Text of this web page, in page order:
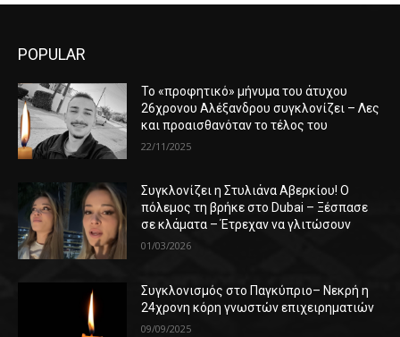
POPULAR
Το «προφητικό» μήνυμα του άτυχου
26χρονου Αλέξανδρου συγκλονίζει – Λες
και προαισθανόταν το τέλος του
22/11/2025
Συγκλονίζει η Στυλιάνα Αβερκίου! Ο
πόλεμος τη βρήκε στο Dubai – Ξέσπασε
σε κλάματα – Έτρεχαν να γλιτώσουν
01/03/2026
Συγκλονισμός στο Παγκύπριο– Νεκρή η
24χρονη κόρη γνωστών επιχειρηματιών
09/09/2025